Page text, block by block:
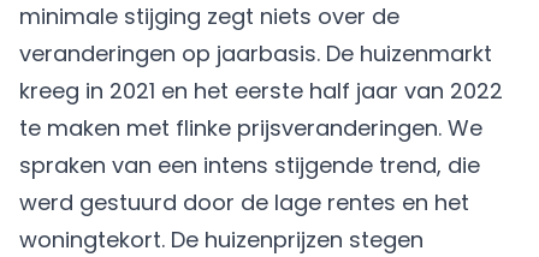
minimale stijging zegt niets over de
veranderingen op jaarbasis. De huizenmarkt
kreeg in 2021 en het eerste half jaar van 2022
te maken met flinke prijsveranderingen. We
spraken van een intens stijgende trend, die
werd gestuurd door de lage rentes en het
woningtekort. De huizenprijzen stegen